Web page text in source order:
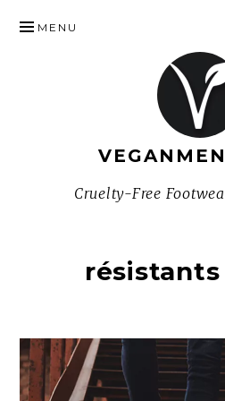
TO
Cruelty-Free
MENU
résistants